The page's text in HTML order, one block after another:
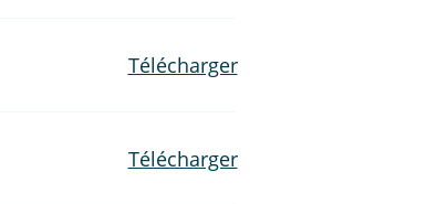
Télécharger
Télécharger